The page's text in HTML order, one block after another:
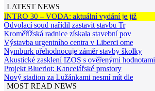
LATEST NEWS
INTRO 30 – VODA: aktuální vydání je již
Odvolací soud nařídil zastavit stavbu Tr
Kroměřížská radnice získala stavební pov
Výstavba urgentního centra v Liberci ome
Nymburk přehodnocuje záměr stavby školky
Akustické zasklení IZOS s ověřenými hodnotami
Projekt Blueriot: Kancelářské prostory
Nový stadion za Lužánkami nesmí mít dle
MOST READ NEWS